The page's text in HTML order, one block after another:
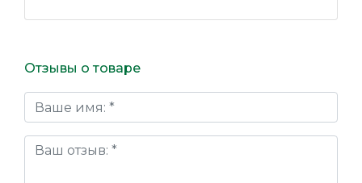
Отзывы о товаре